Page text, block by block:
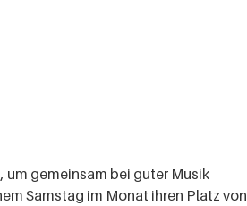
um gemeinsam bei guter Musik
Samstag im Monat ihren Platz von